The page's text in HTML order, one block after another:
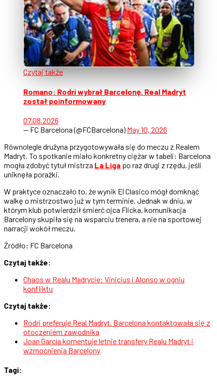
Czytaj także
Romano: Rodri wybrał Barcelonę. Real Madryt
został poinformowany
07.08.2026
— FC Barcelona (@FCBarcelona) May 10, 2026
Równolegle drużyna przygotowywała się do meczu z Realem
Madryt. To spotkanie miało konkretny ciężar w tabeli: Barcelona
mogła zdobyć tytuł mistrza La Liga po raz drugi z rzędu, jeśli
uniknęła porażki.
W praktyce oznaczało to, że wynik El Clasico mógł domknąć
walkę o mistrzostwo już w tym terminie. Jednak w dniu, w
którym klub potwierdził śmierć ojca Flicka, komunikacja
Barcelony skupiła się na wsparciu trenera, a nie na sportowej
narracji wokół meczu.
Źródło: FC Barcelona
Czytaj także:
Chaos w Realu Madrycie: Vinicius i Alonso w ogniu
konfliktu
Czytaj także:
Rodri preferuje Real Madryt. Barcelona kontaktowała się z
otoczeniem zawodnika
Joan García komentuje letnie transfery Realu Madryt i
wzmocnienia Barcelony
Tagi: